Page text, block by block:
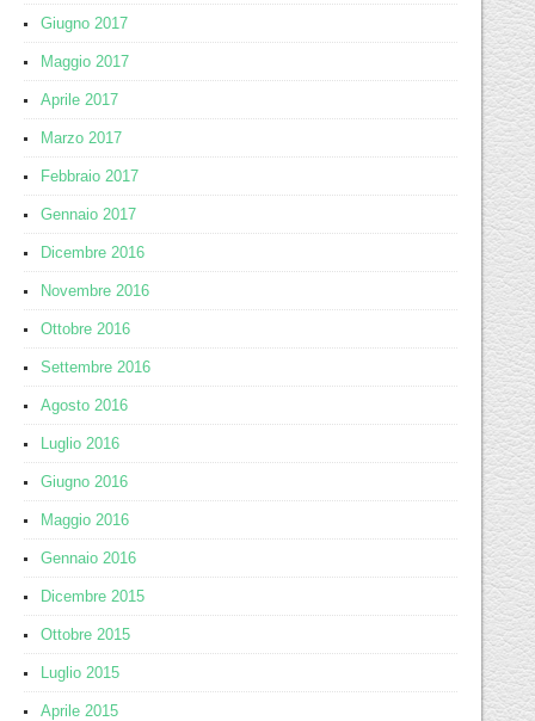
Giugno 2017
Maggio 2017
Aprile 2017
Marzo 2017
Febbraio 2017
Gennaio 2017
Dicembre 2016
Novembre 2016
Ottobre 2016
Settembre 2016
Agosto 2016
Luglio 2016
Giugno 2016
Maggio 2016
Gennaio 2016
Dicembre 2015
Ottobre 2015
Luglio 2015
Aprile 2015